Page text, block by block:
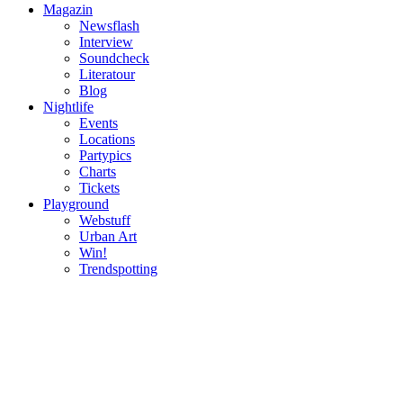
Magazin
Newsflash
Interview
Soundcheck
Literatour
Blog
Nightlife
Events
Locations
Partypics
Charts
Tickets
Playground
Webstuff
Urban Art
Win!
Trendspotting